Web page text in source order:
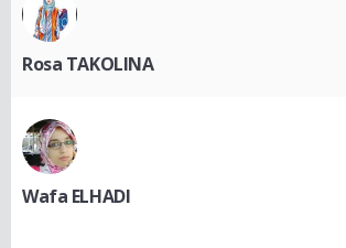
Rosa TAKOLINA
Wafa ELHADI